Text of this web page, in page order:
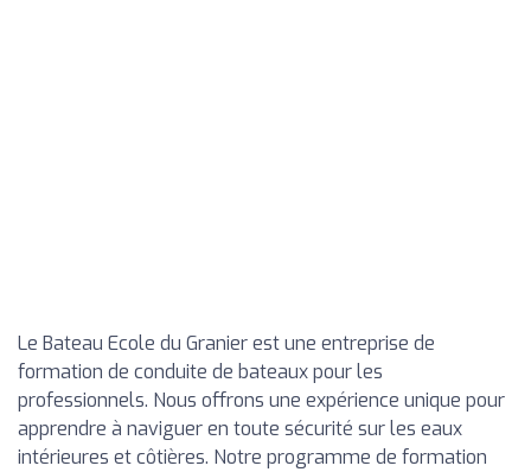
Le Bateau Ecole du Granier est une entreprise de
formation de conduite de bateaux pour les
professionnels. Nous offrons une expérience unique pour
apprendre à naviguer en toute sécurité sur les eaux
intérieures et côtières. Notre programme de formation